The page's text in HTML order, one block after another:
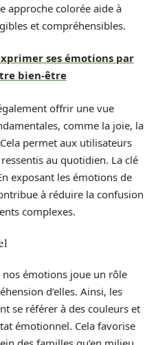
approche colorée aide à
et compréhensibles.
ses émotions par
bien-être
offrir une vue
comme la joie, la
permet aux utilisateurs
au quotidien. La clé
exposant les émotions de
à réduire la confusion
complexes.
émotions joue un rôle
d’elles. Ainsi, les
se référer à des couleurs et
émotionnel. Cela favorise